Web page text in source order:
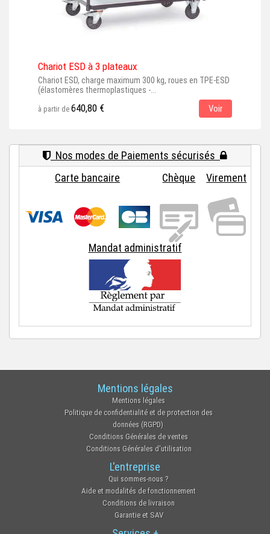
Chariot ESD à 3 plateaux
Chariot ESD, charge maximum 300 kg, roues en TPE-ESD
(élastomères thermoplastiques -...
à partir de 640,80 € Voir
Nos modes de Paiements sécurisés
Carte bancaire
Chèque Virement
Mandat administratif
Mentions légales
Mentions légales
Politique de confidentialité et de protection des
données (RGPD)
Conditions Générales de ventes
Conditions Générales d'utilisation
L'entreprise
Qui sommes-nous ?
Aide et modalités de fonctionnement
Conditions de livraison
Garantie et SAV